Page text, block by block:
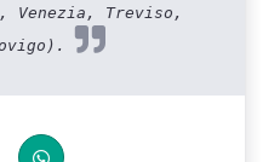
Venezia, Treviso,